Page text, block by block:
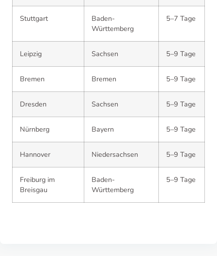
Stuttgart
Baden-
Württemberg
5–7 Tage
Leipzig Sachsen 5–9 Tage
Bremen Bremen 5–9 Tage
Dresden Sachsen 5–9 Tage
Nürnberg Bayern 5–9 Tage
Hannover Niedersachsen 5–9 Tage
Freiburg im
Breisgau
Baden-
Württemberg
5–9 Tage